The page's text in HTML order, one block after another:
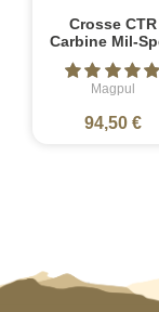
Crosse CTR
Carbine Mil-
Magpul
94,50 €